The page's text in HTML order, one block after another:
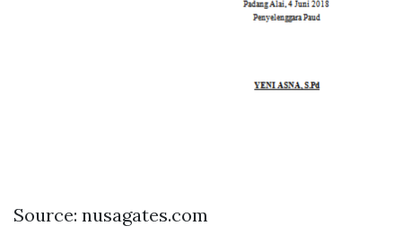
Source: nusagates.com